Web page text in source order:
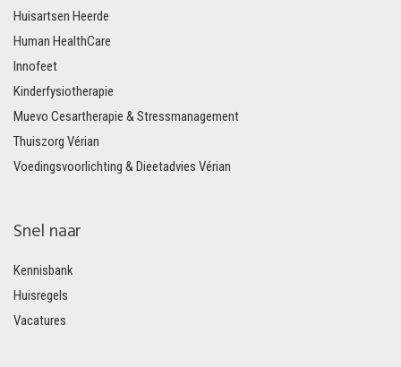
Huisartsen Heerde
Human HealthCare
Innofeet
Kinderfysiotherapie
Muevo Cesartherapie & Stressmanagement
Thuiszorg Vérian
Voedingsvoorlichting & Dieetadvies Vérian
Snel naar
Kennisbank
Huisregels
Vacatures